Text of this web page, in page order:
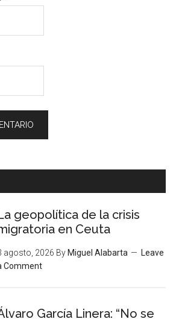
geopolítica de la crisis
en Ceuta
agosto, 2026 By Miguel Alabarta
Leave
Comment
García Linera: “No se